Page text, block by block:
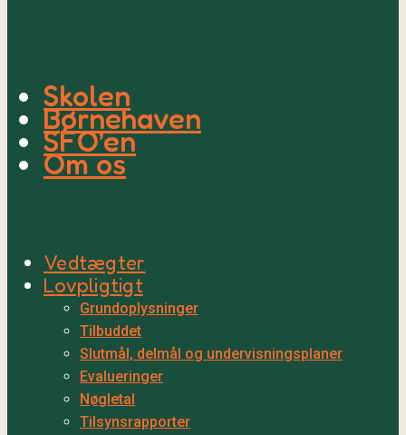
Skolen
Børnehaven
SFO’en
Om os
Vedtægter
Lovpligtigt
Grundoplysninger
Tilbuddet
Slutmål, delmål og undervisningsplaner
Evalueringer
Nøgletal
Tilsynsrapporter